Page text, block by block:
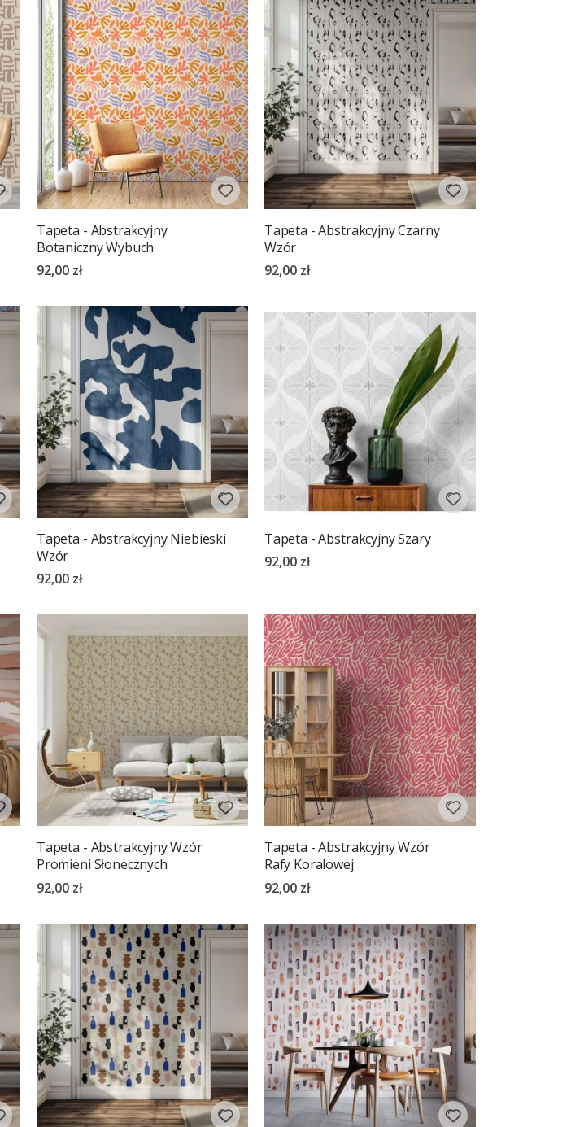
Tapeta - Abstrakcyjny
Botaniczny Wybuch
92,00 zł
Tapeta - Abstrakcyjny Czarny
Wzór
92,00 zł
Tapeta - Abstrakcyjny Niebieski
Wzór
92,00 zł
Tapeta - Abstrakcyjny Szary
92,00 zł
Tapeta - Abstrakcyjny Wzór
Promieni Słonecznych
92,00 zł
Tapeta - Abstrakcyjny Wzór
Rafy Koralowej
92,00 zł